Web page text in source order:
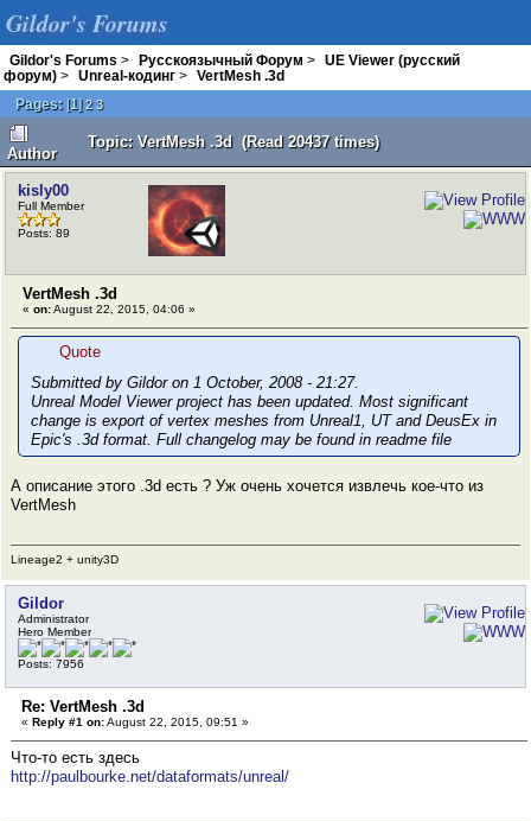
Gildor's Forums
Gildor's Forums > Русскоязычный Форум >
UE Viewer (русский
форум) > Unreal-кодинг >
VertMesh .3d
Pages: [1]2 3
Author
Topic: VertMesh .3d (Read 20437 times)
kisly00
Full Member
Posts: 89
VertMesh .3d
« on:August 22, 2015, 04:06 »
Quote
Submitted by Gildor on 1 October, 2008 - 21:27.
Unreal Model Viewer project has been updated. Most significant
change is export of vertex meshes from Unreal1, UT and DeusEx in
Epic's .3d format. Full changelog may be found in readme file
А описание этого .3d есть ? Уж очень хочется извлечь кое-что из
VertMesh
Lineage2 + unity3D
Gildor
Administrator
Hero Member
Posts: 7956
Re: VertMesh .3d
« Reply #1 on:August 22, 2015, 09:51 »
Что-то есть здесь
http://paulbourke.net/dataformats/unreal/